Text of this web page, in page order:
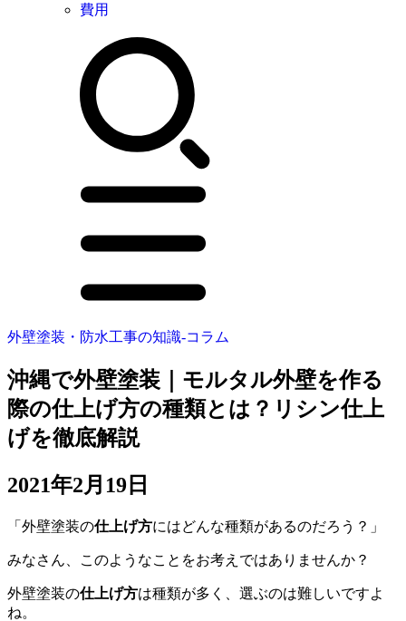
費用
外壁塗装・防水工事の知識‐コラム
沖縄で外壁塗装｜モルタル外壁を作る
際の仕上げ方の種類とは？リシン仕上
げを徹底解説
2021年2月19日
「外壁塗装の仕上げ方にはどんな種類があるのだろう？」
みなさん、このようなことをお考えではありませんか？
外壁塗装の仕上げ方は種類が多く、選ぶのは難しいですよ
ね。